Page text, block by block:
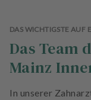
DAS WICHTIGSTE AUF
Das Team
Mainz
In unserer